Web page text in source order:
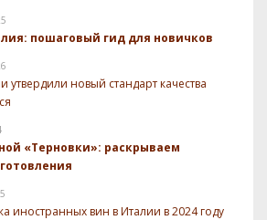
пошаговый гид для новичков
утвердили новый стандарт качества
«Терновки»: раскрываем
иностранных вин в Италии в 2024 году